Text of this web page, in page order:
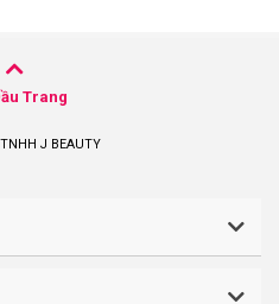
Trang
J BEAUTY